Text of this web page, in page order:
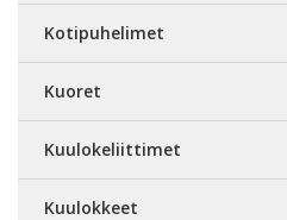
Kotipuhelimet
Kuoret
Kuulokeliittimet
Kuulokkeet